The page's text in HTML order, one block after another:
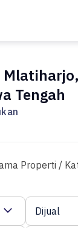
Mlatiharjo,
Tengah
Properti /
Dijual